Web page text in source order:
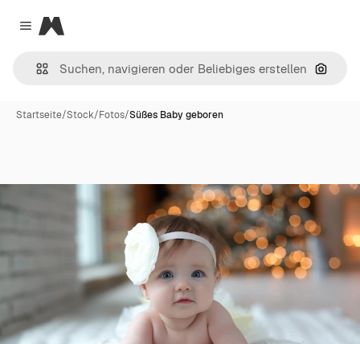
Close menu
Magnific
Nach
Startseite/Stock/Fotos/Süßes Baby geboren